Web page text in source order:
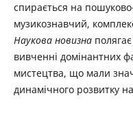
спирається на
музикознавчий,
Наукова новизна
вивченні домінантних
мистецтва, що мали
динамічного розвитку